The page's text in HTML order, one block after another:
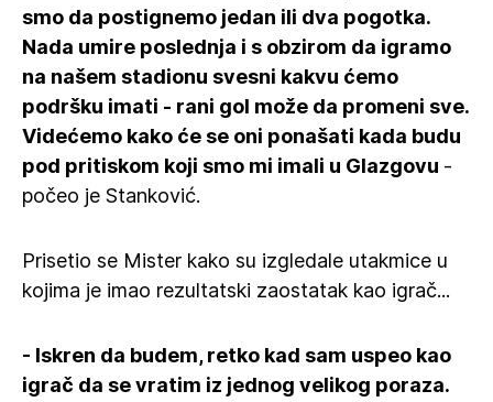
smo da postignemo jedan ili dva pogotka.
Nada umire poslednja i s obzirom da igramo
na našem stadionu svesni kakvu ćemo
podršku imati - rani gol može da promeni sve.
Videćemo kako će se oni ponašati kada budu
pod pritiskom koji smo mi imali u Glazgovu -
počeo je Stanković.
Prisetio se Mister kako su izgledale utakmice u
kojima je imao rezultatski zaostatak kao igrač...
- Iskren da budem, retko kad sam uspeo kao
igrač da se vratim iz jednog velikog poraza.